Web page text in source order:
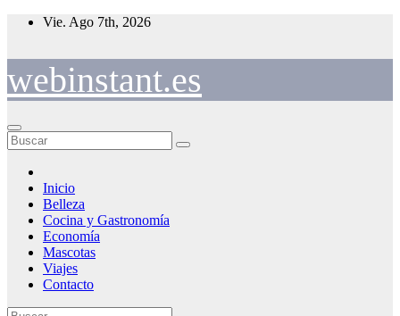
Saltar
Vie. Ago 7th, 2026
webinstant.es
Inicio
Belleza
Cocina y Gastronomía
Economía
Mascotas
Viajes
Contacto